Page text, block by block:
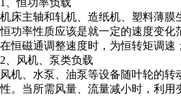
1、恒功率负载
机床主轴和轧机、造纸机、塑料薄
恒功率性质应该是就一定的速度变
在恒磁通调整速度时，为恒转矩调速
2、风机、泵类负载
风机、水泵、油泵等设备随叶轮的
性。当所需风量、流量减小时，利